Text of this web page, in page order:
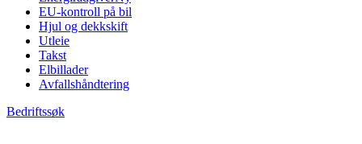
EU-kontroll på bil
Hjul og dekkskift
Utleie
Takst
Elbillader
Avfallshåndtering
Bedriftssøk